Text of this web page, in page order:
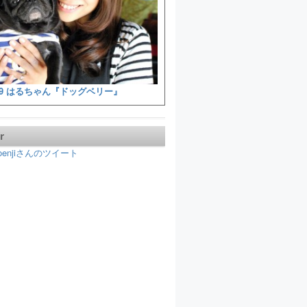
はるちゃん『ドッグベリー』
さんのツイート